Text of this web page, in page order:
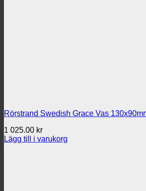
Rörstrand Swedish Grace Vas
1 025.00 kr
Lägg till i varukorg